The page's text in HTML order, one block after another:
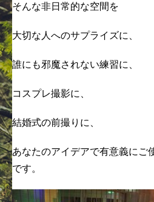
そんな非日常的な空間を
大切な人へのサプライズに、
誰にも邪魔されない練習に、
コスプレ撮影に、
結婚式の前撮りに、
あなたのアイデアで有意義にご
です。